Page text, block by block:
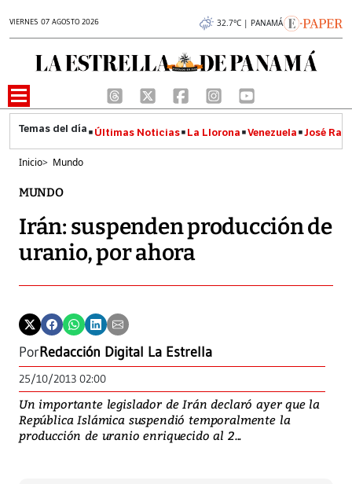
VIERNES 07 AGOSTO 2026 32.7°C | PANAMÁ
Últimas Noticias La Llorona Venezuela José
Inicio> Mundo
MUNDO
Irán: suspenden producción de
uranio, por ahora
PorRedacción Digital La Estrella
25/10/2013 02:00
Un importante legislador de Irán declaró ayer que la
República Islámica suspendió temporalmente la
producción de uranio enriquecido al 2...